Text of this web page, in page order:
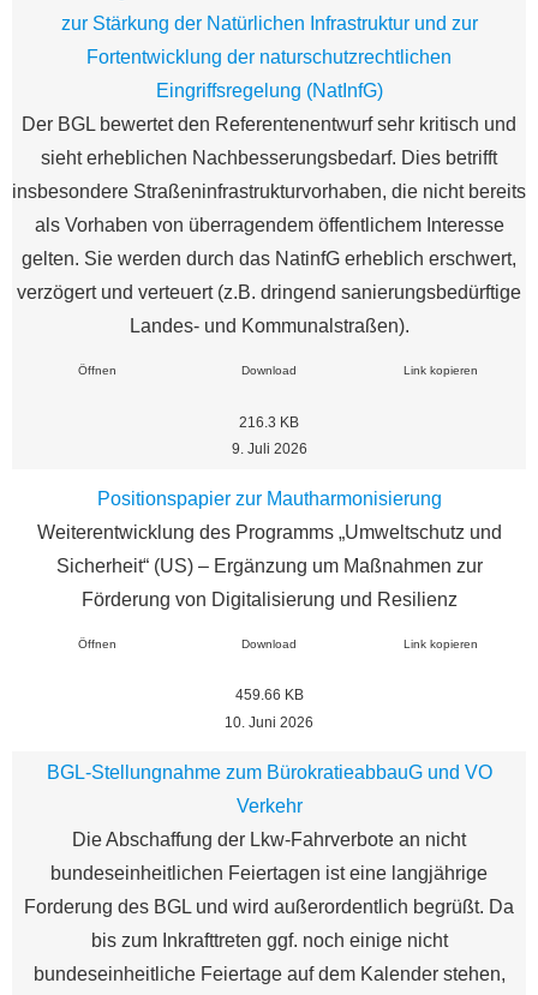
zur Stärkung der Natürlichen Infrastruktur und zur
Fortentwicklung der naturschutzrechtlichen
Eingriffsregelung (NatInfG)
Der BGL bewertet den Referentenentwurf sehr kritisch und
sieht erheblichen Nachbesserungsbedarf. Dies betrifft
insbesondere Straßeninfrastrukturvorhaben, die nicht bereits
als Vorhaben von überragendem öffentlichem Interesse
gelten. Sie werden durch das NatinfG erheblich erschwert,
verzögert und verteuert (z.B. dringend sanierungsbedürftige
Landes- und Kommunalstraßen).
Öffnen Download Link kopieren
216.3 KB
9. Juli 2026
Positionspapier zur Mautharmonisierung
Weiterentwicklung des Programms „Umweltschutz und
Sicherheit“ (US) – Ergänzung um Maßnahmen zur
Förderung von Digitalisierung und Resilienz
Öffnen Download Link kopieren
459.66 KB
10. Juni 2026
BGL-Stellungnahme zum BürokratieabbauG und VO
Verkehr
Die Abschaffung der Lkw-Fahrverbote an nicht
bundeseinheitlichen Feiertagen ist eine langjährige
Forderung des BGL und wird außerordentlich begrüßt. Da
bis zum Inkrafttreten ggf. noch einige nicht
bundeseinheitliche Feiertage auf dem Kalender stehen,